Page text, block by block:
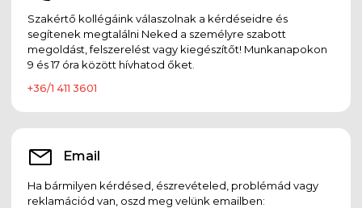
Szakértő kollégáink válaszolnak a kérdéseidre és
segítenek megtalálni Neked a személyre szabott
megoldást, felszerelést vagy kiegészítőt! Munkanapokon
9 és 17 óra között hívhatod őket.
+36/1 411 3601
Email
Ha bármilyen kérdésed, észrevételed, problémád vagy
reklamációd van, oszd meg velünk emailben: